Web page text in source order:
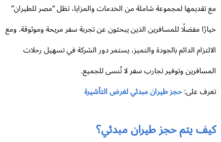
تقديمها لمجموعة شاملة من الخدمات والمزايا، تظل “مصر للطيران”
مفضلًا للمسافرين الذين يبحثون عن تجربة سفر مريحة وموثوقة. ومع
الدائم بالجودة والتميز، يستمر دور الشركة في تسهيل رحلات
وتوفير تجارب سفر لا تُنسى للجميع.
على:حجز طيران مبدئي لغرض التأشيرة
يتم حجز طيران مبدئي؟